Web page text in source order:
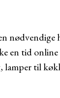
tid online
til